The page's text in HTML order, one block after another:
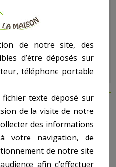
POOL'S.
de notre site, des
d’être déposés sur
téléphone portable
texte déposé sur
de la visite de notre
des informations
votre navigation, de
de notre site
afin d’effectuer